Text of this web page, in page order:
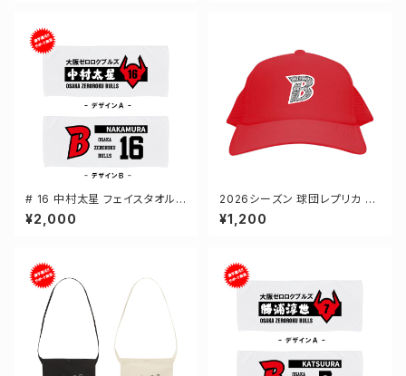
# 16 中村太星 フェイスタオル
選手還元 2デザイン FT0144
¥2,000
2026シーズン 球団レプリカ メ
ッシュキャップ レッド フリーサイ
ズ 3-000700
¥1,200